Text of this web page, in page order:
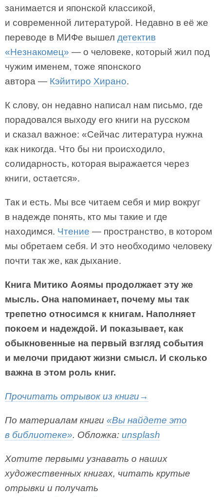
занимается и японской классикой,
и современной литературой. Недавно в её же
переводе в МИФе вышел детектив
«Незнакомец» — о человеке, который жил под
чужим именем, тоже японского
автора — Кэйитиро Хирано.
К слову, он недавно написал нам письмо, где
порадовался выходу его книги на русском
и сказал важное: «Сейчас литература нужна
как никогда. Что бы ни происходило,
солидарность, которая выражается через
книги, остается».
Так и есть. Мы все читаем себя и мир вокруг
в надежде понять, кто мы такие и где
находимся. Чтение — пространство, в котором
мы обретаем себя. И это необходимо человеку
почти так же, как дыхание.
Книга Митико Аоямы продолжает эту же
мысль. Она напоминает, почему мы так
трепетно относимся к книгам. Наполняет
покоем и надеждой. И показывает, как
обыкновенные на первый взгляд события
и мелочи придают жизни смысл. И сколько
важна в этом роль книг.
Прочитать отрывок из книги→
По материалам книги «Вы найдете это
в библиотеке». Обложка: unsplash
Хотите первыми узнавать о наших
художественных книгах, читать крутые
отрывки и получать